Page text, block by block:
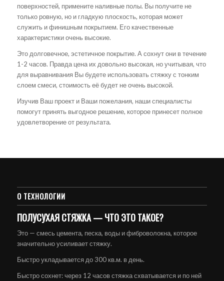
поверхностей, примените наливные полы. Вы получите не
только ровную, но и гладкую плоскость, которая может
служить и финишным покрытием. Его качественные
характеристики очень высокие.
Это долговечное, эстетичное покрытие. А сохнут они в течение
1-2 часов. Правда цена их довольно высокая, но учитывая, что
для выравнивания Вы будете использовать стяжку с тонким
слоем смеси, стоимость её будет не очень высокой.
Изучив Ваш проект и Ваши пожелания, наши специалисты
помогут принять выгодное решение, которое принесет полное
удовлетворение от результата.
О ТЕХНОЛОГИИ
ПОЛУСУХАЯ СТЯЖКА — ЧТО ЭТО ТАКОЕ?
Это — смесь цемента, песка, воды и фиброволокна, которое
значительно усиливает стяжку.
Быстро укладывается до 300 кв.м. в день.
Быстро сохнет: через 12 часов стяжка схватывается и по ней